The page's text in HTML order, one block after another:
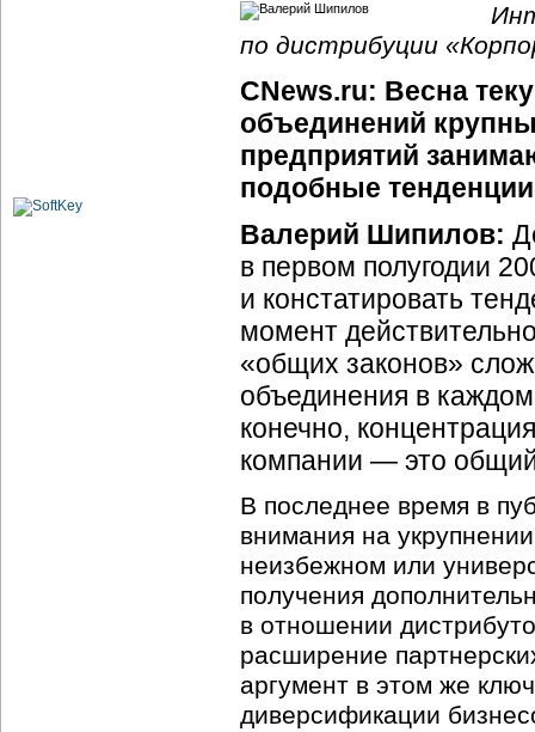
по дистрибуции
CNews.ru: Весна
объединений
предприятий
подобные
Валерий Шипилов:
в первом полугодии
и констатировать
момент
«общих законов»
объединения в
конечно,
компании — это
В последнее время в
внимания на
неизбежном или
получения
в отношении
расширение
аргумент в этом же
диверсификации